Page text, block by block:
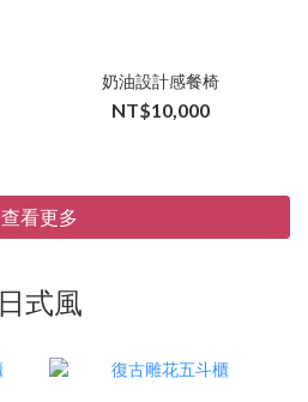
奶油設計感餐椅
NT$10,000
查看更多
日式風